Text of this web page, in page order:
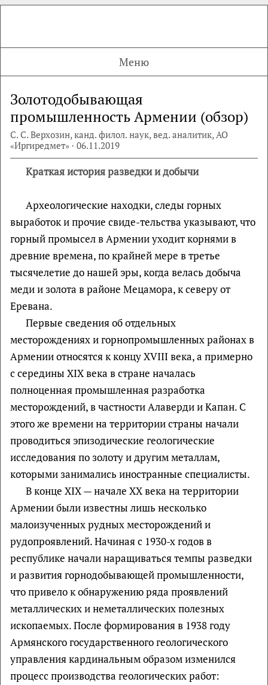
Меню
Золотодобывающая
промышленность Армении (обзор)
С. С. Верхозин, канд. филол. наук, вед. аналитик, АО
«Иргиредмет» · 06.11.2019
Краткая история разведки и добычи
Археологические находки, следы горных
выработок и прочие свиде-тельства указывают, что
горный промысел в Армении уходит корнями в
древние времена, по крайней мере в третье
тысячелетие до нашей эры, когда велась добыча
меди и золота в районе Мецамора, к северу от
Еревана.
Первые сведения об отдельных
месторождениях и горнопромышленных районах в
Армении относятся к концу XVIII века, а примерно
с середины XIX века в стране началась
полноценная промышленная разработка
месторождений, в частности Алаверди и Капан. С
этого же времени на территории страны начали
проводиться эпизодические геологические
исследования по золоту и другим металлам,
которыми занимались иностранные специалисты.
В конце XIX — начале XX века на территории
Армении были известны лишь несколько
малоизученных рудных месторождений и
рудопроявлений. Начиная с 1930-х годов в
республике начали наращиваться темпы разведки
и развития горнодобывающей промышленности,
что привело к обнаружению ряда проявлений
металлических и неметаллических полезных
ископаемых. После формирования в 1938 году
Армянского государственного геологического
управления кардинальным образом изменился
процесс производства геологических работ: